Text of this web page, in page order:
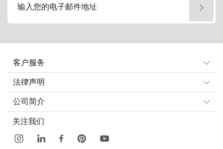
输入您的电子邮件地址
客户服务
法律声明
公司简介
关注我们